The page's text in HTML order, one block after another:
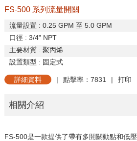
FS-500 系列流量開關
流量設置: 0.25 GPM 至 5.0 GPM
口徑 : 3/4" NPT
主要材質: 聚丙烯
設置類型 : 固定式
詳細資料 | 點擊率：7831 | 打印
相關介紹
FS-500是一款提供了帶有多開關動點和低